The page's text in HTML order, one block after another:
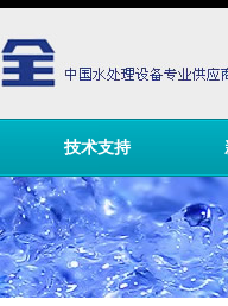
技术支持